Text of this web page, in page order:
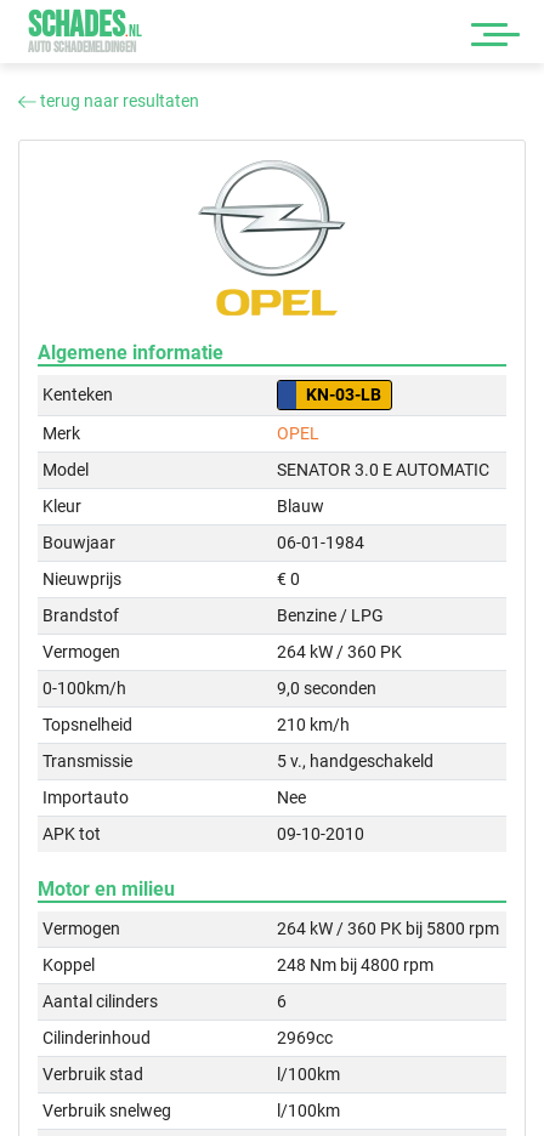
SCHADES.NL
AUTO SCHADEMELDINGEN
terug naar resultaten
Algemene informatie
Kenteken
KN-03-LB
Merk
OPEL
Model
SENATOR 3.0 E AUTOMATIC
Kleur
Blauw
Bouwjaar
06-01-1984
Nieuwprijs
€ 0
Brandstof
Benzine / LPG
Vermogen
264 kW / 360 PK
0-100km/h
9,0 seconden
Topsnelheid
210 km/h
Transmissie
5 v., handgeschakeld
Importauto
Nee
APK tot
09-10-2010
Motor en milieu
Vermogen
264 kW / 360 PK bij 5800 rpm
Koppel
248 Nm bij 4800 rpm
Aantal cilinders
6
Cilinderinhoud
2969cc
Verbruik stad
l/100km
Verbruik snelweg
l/100km